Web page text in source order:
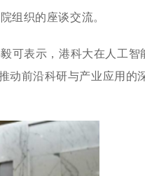
组织的座谈交流。
可表示，港科大在人工智
前沿科研与产业应用的